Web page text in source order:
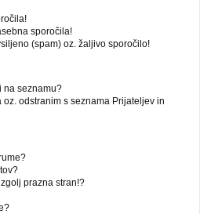
sporočila!
(spam) oz. žaljivo sporočilo!
na seznamu?
odstranim s seznama Prijateljev in
prazna stran!?